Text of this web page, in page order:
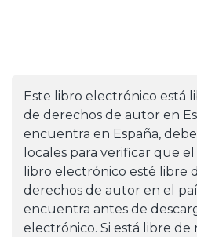
Este libro electrónico está
de derechos de autor en
encuentra en España,
locales para verificar que
libro electrónico esté libre
derechos de autor en el
encuentra antes de
electrónico. Si está libre de